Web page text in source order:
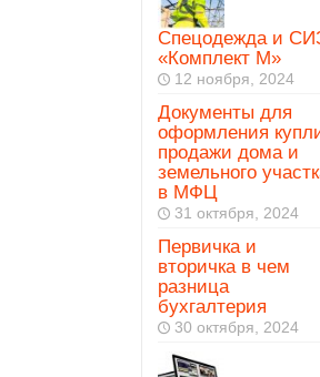
Спецодежда и
«Комплект М»
12 ноября, 2024
Документы для
оформления
продажи дома и
земельного
в МФЦ
31 октября, 2024
Первичка и
вторичка в чем
разница
бухгалтерия
30 октября, 2024